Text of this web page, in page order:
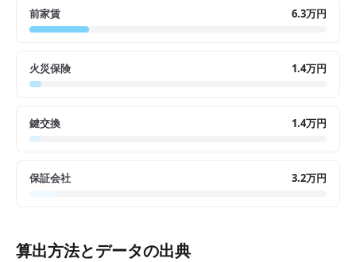
前家賃 6.3万円
火災保険 1.4万円
鍵交換 1.4万円
保証会社 3.2万円
算出方法とデータの出典